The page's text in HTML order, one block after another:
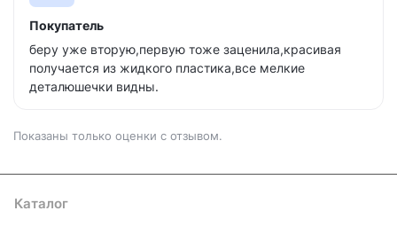
Покупатель
беру уже вторую,первую тоже заценила,красивая
получается из жидкого пластика,все мелкие
деталюшечки видны.
Показаны только оценки с отзывом.
Каталог